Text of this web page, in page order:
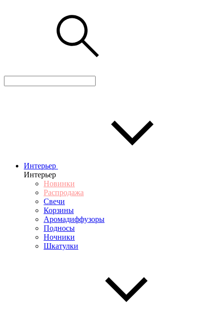
Интерьер
Интерьер
Новинки
Распродажа
Свечи
Корзины
Аромадиффузоры
Подносы
Ночники
Шкатулки